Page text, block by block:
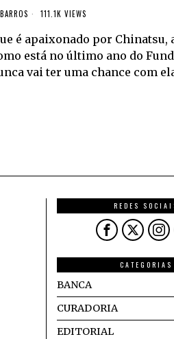
111.1K VIEWS
é apaixonado por
está no último ano do
vai ter uma chance com
REDES
CATEGORIAS
BANCA
CURADORIA
EDITORIAL